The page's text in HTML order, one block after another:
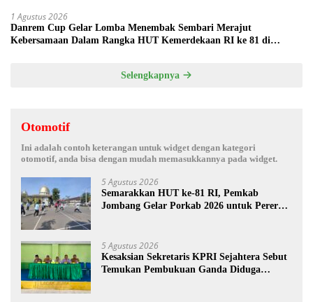
1 Agustus 2026
Danrem Cup Gelar Lomba Menembak Sembari Merajut
Kebersamaan Dalam Rangka HUT Kemerdekaan RI ke 81 di
Selengkapnya
Otomotif
Ini adalah contoh keterangan untuk widget dengan kategori
otomotif, anda bisa dengan mudah memasukkannya pada widget.
5 Agustus 2026
Semarakkan HUT ke-81 RI, Pemkab
Jombang Gelar Porkab 2026 untuk Pererat
5 Agustus 2026
Kesaksian Sekretaris KPRI Sejahtera Sebut
Temukan Pembukuan Ganda Diduga